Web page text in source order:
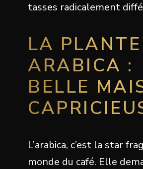
tasses radicalement
LA PLANTE
ARABICA :
BELLE
L’arabica, c’est la star
monde du café. Elle